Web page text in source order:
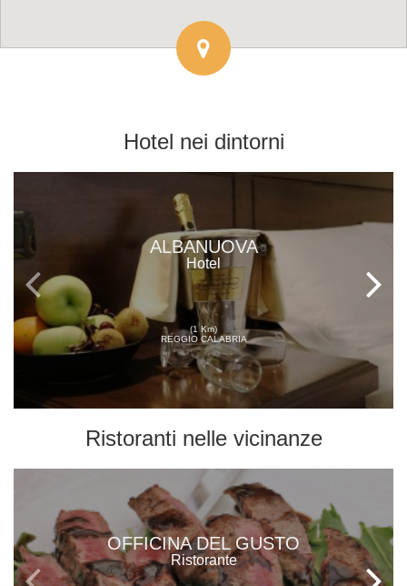
Hotel nei dintorni
ALBANUOVA
Hotel
(1 Km)
REGGIO CALABRIA
Ristoranti nelle vicinanze
OFFICINA DEL GUSTO
Ristorante